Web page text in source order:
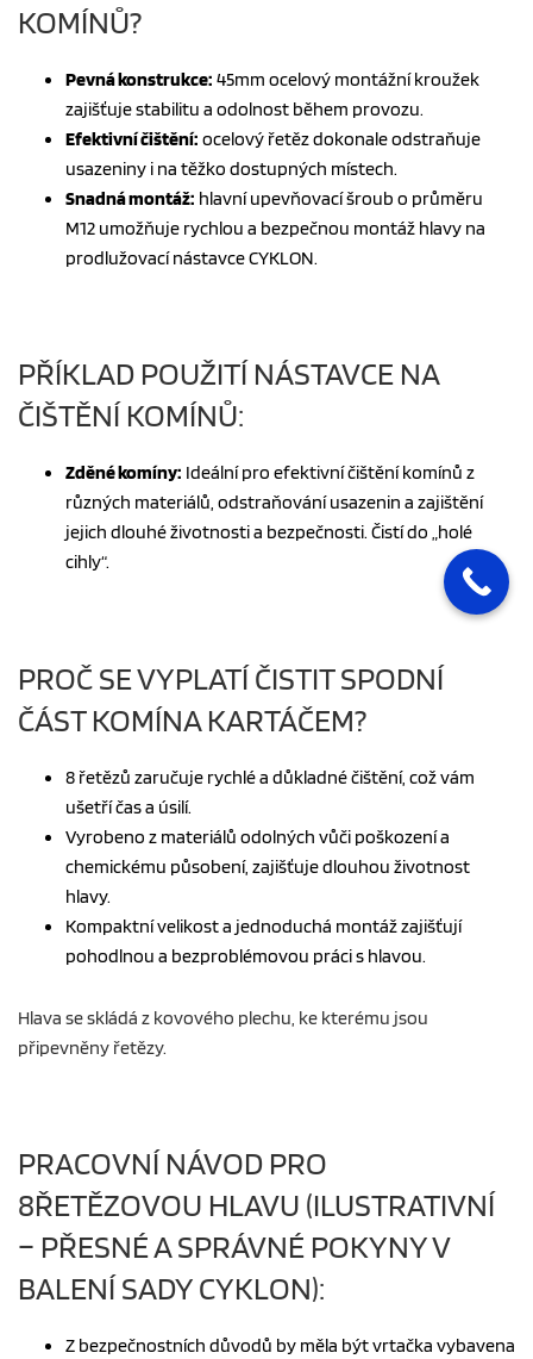
KOMÍNŮ?
Pevná konstrukce: 45mm ocelový montážní kroužek
zajišťuje stabilitu a odolnost během provozu.
Efektivní čištění: ocelový řetěz dokonale odstraňuje
usazeniny i na těžko dostupných místech.
Snadná montáž: hlavní upevňovací šroub o průměru
M12 umožňuje rychlou a bezpečnou montáž hlavy na
prodlužovací nástavce CYKLON.
PŘÍKLAD POUŽITÍ NÁSTAVCE NA
ČIŠTĚNÍ KOMÍNŮ:
Zděné komíny: Ideální pro efektivní čištění komínů z
různých materiálů, odstraňování usazenin a zajištění
jejich dlouhé životnosti a bezpečnosti. Čistí do „holé
cihly“.
PROČ SE VYPLATÍ ČISTIT SPODNÍ
ČÁST KOMÍNA KARTÁČEM?
8 řetězů zaručuje rychlé a důkladné čištění, což vám
ušetří čas a úsilí.
Vyrobeno z materiálů odolných vůči poškození a
chemickému působení, zajišťuje dlouhou životnost
hlavy.
Kompaktní velikost a jednoduchá montáž zajišťují
pohodlnou a bezproblémovou práci s hlavou.
Hlava se skládá z kovového plechu, ke kterému jsou
připevněny řetězy.
PRACOVNÍ NÁVOD PRO
8ŘETĚZOVOU HLAVU (ILUSTRATIVNÍ
– PŘESNÉ A SPRÁVNÉ POKYNY V
BALENÍ SADY CYKLON):
Z bezpečnostních důvodů by měla být vrtačka vybavena